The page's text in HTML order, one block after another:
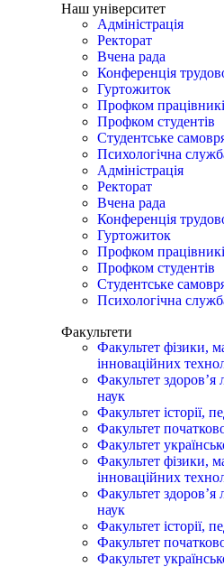
Наш університет
Адміністрація
Ректорат
Вчена рада
Конференція
Гуртожиток
Профком
Профком студентів
Студентське
Психологічна
Адміністрація
Ректорат
Вчена рада
Конференція
Гуртожиток
Профком
Профком студентів
Студентське
Психологічна
Факультети
Факультет фізики,
інноваційних
Факультет
наук
Факультет історії,
Факультет
Факультет
Факультет фізики,
інноваційних
Факультет
наук
Факультет історії,
Факультет
Факультет